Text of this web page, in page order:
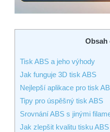
Obsah
Tisk ABS a jeho výhody
Jak funguje 3D tisk ABS
Nejlepší aplikace pro tisk
Tipy pro úspěšný tisk ABS
Srovnání ABS s jinými
Jak zlepšit kvalitu tisku ABS